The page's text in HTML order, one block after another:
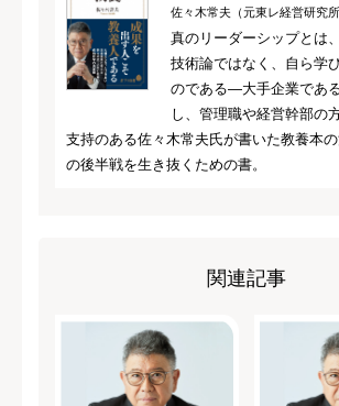
佐々木常夫（元東レ経営研究所
真のリーダーシップとは
技術論ではなく、自ら学
のである―大手企業であ
し、管理職や経営幹部の
支持のある佐々木常夫氏が書いた教養本
の後半戦を生き抜くための書。
関連記事